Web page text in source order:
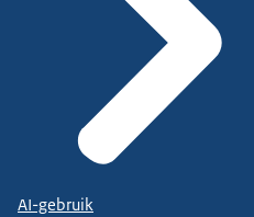
AI-gebruik